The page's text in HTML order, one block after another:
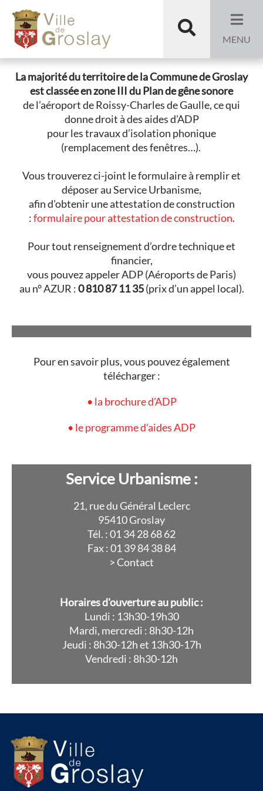
Aller à la recherche
Aide
aux
riverains
(aéroport
Roissy)
Recherche
MENU
La majorité du territoire de la Commune de Groslay
est classée en zone III du Plan de gêne sonore
de l’aéroport de Roissy-Charles de Gaulle, ce qui
donne droit à des aides d’ADP
pour les travaux d’isolation phonique
(remplacement des fenêtres…).
Vous trouverez ci-joint le formulaire à remplir et
déposer au Service Urbanisme,
afin d'obtenir une attestation de construction
:formulaire pour attestation de construction.
Pour tout renseignement d’ordre technique et
financier,
vous pouvez appeler ADP (Aéroports de Paris)
au n° AZUR :0 810 87 11 35(prix d’un appel local).
Pour en savoir plus, vous pouvez également
télécharger :
• la brochure d’ADP
• le programme d’aides ADP
Service Urbanisme :
21, rue du Général Leclerc
95410 Groslay
Tél. : 01 34 28 68 62
Fax : 01 39 84 38 84
> Contact
Horaires d'ouverture au public :
Lundi : 13h30-19h30
Mardi, mercredi : 8h30-12h
Jeudi : 8h30-12h et 13h30-17h
Vendredi : 8h30-12h